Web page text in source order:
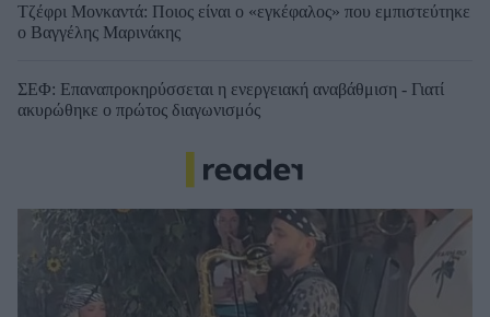
Τζέφρι Μονκαντά: Ποιος είναι ο «εγκέφαλος» που εμπιστεύτηκε
ο Βαγγέλης Μαρινάκης
ΣΕΦ: Επαναπροκηρύσσεται η ενεργειακή αναβάθμιση - Γιατί
ακυρώθηκε ο πρώτος διαγωνισμός